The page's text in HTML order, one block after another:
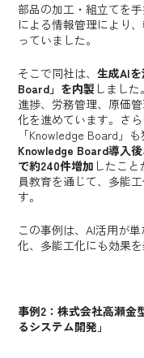
部品の加工・組立てを
による情報管理により
っていました。
そこで同社は、生成AI
Board」を内製 しまし
進捗、労務管理、原価
化を進めています。さ
「Knowledge Board」
Knowledge Board導入
で約240件増加 したこ
員教育を通じて、多能
す。
この事例は、AI活用が
化、多能工化にも効果
事例2：株式会社高瀬金
るシステム開発」